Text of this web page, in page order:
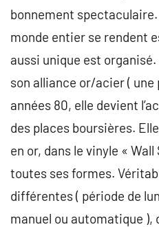
bonnement spectaculaire.
monde entier se rendent
aussi unique est
son alliance or/acier ( une
années 80, elle devient
des places boursières.
en or, dans le vinyle «
toutes ses formes.
différentes ( période de
manuel ou automatique ),